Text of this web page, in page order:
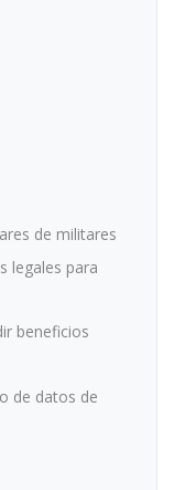
de militares
legales para
beneficios
de datos de